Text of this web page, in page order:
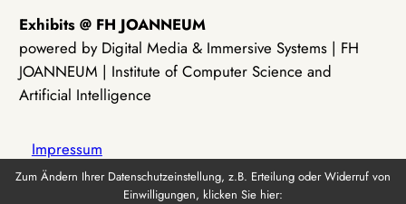
Exhibits @ FH JOANNEUM
powered by Digital Media & Immersive Systems | FH
JOANNEUM | Institute of Computer Science and
Artificial Intelligence
Impressum
Zum Ändern Ihrer Datenschutzeinstellung, z.B. Erteilung oder Widerruf von
Einwilligungen, klicken Sie hier: